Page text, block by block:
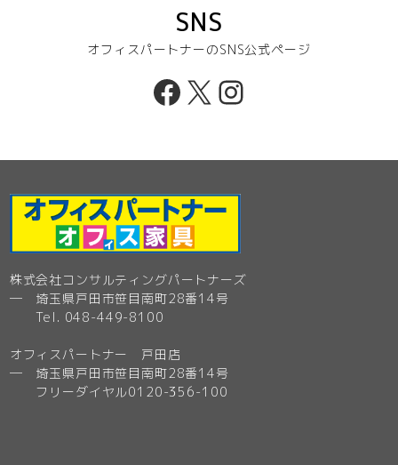
SNS
オフィスパートナーのSNS公式ページ
Facebook
X Instagram
株式会社コンサルティングパートナーズ
─ 埼玉県戸田市笹目南町28番14号
Tel. 048-449-8100
オフィスパートナー 戸田店
─ 埼玉県戸田市笹目南町28番14号
フリーダイヤル0120-356-100